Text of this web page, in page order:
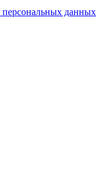
персональных данных